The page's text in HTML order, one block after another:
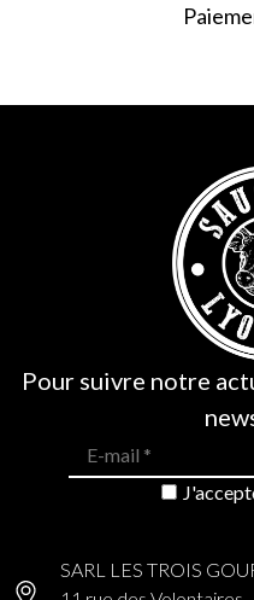
2 avis
Pour suivre notre
SARL LES TROIS